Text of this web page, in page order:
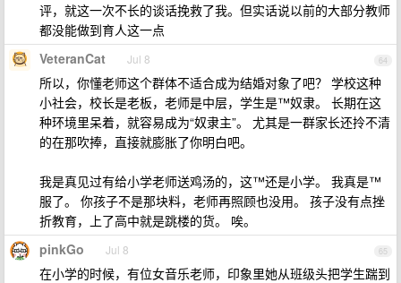
评，就这一次不长的谈话挽救了我。但实话说以前的大部分教师
都没能做到育人这一点
64
VeteranCat Jul 8
所以，你懂老师这个群体不适合成为结婚对象了吧？ 学校这种
小社会，校长是老板，老师是中层，学生是™奴隶。 长期在这
种环境里呆着，就容易成为“奴隶主”。 尤其是一群家长还拎不清
的在那吹捧，直接就膨胀了你明白吧。
我是真见过有给小学老师送鸡汤的，这™还是小学。 我真是™
服了。 你孩子不是那块料，老师再照顾也没用。 孩子没有点挫
折教育，上了高中就是跳楼的货。 唉。
65
pinkGo Jul 8
在小学的时候，有位女音乐老师，印象里她从班级头把学生踹到